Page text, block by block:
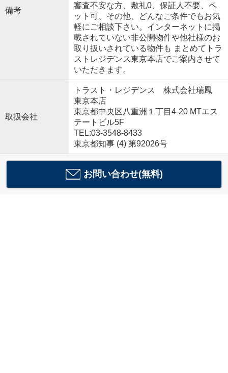
備考
審査不安な方、敷礼0、保証人不要、ペ
ット可、その他、どんなご条件でもお気
軽にご相談下さい。インターネットに掲
載されていない非公開物件や他社様のお
取り扱いされている物件も まとめてトラ
ストレジデンス東京本店でご案内させて
いただきます。
取扱会社
トラスト・レジデンス 株式会社瑞鳳
東京本店
東京都中央区八重洲１丁目4-20 MTエス
テートビル5F
TEL:03-3548-8433
東京都知事 (4) 第92026号
お問い合わせ(無料)